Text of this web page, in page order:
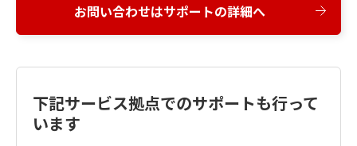
お問い合わせはサポートの詳細へ
下記サービス拠点でのサポートも行って
います